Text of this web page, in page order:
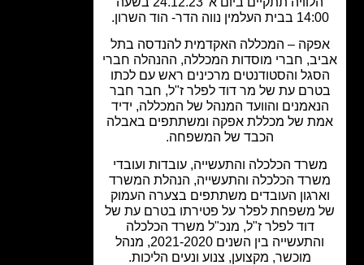
– המכללה האקדמית להנדסה בתל
חברי מוסדות המכללה, ההנהלה חברי
והסטודנטים מרכינים ראש עם לכתו
עת של מר דוד לפלר ז"ל, חבר חבר
והוועד המנהל של המכללה, ידיד
של מכללת אפקה ומשתתפים באבלה
הכבד של המשפחה.
הכלכלה והתעשייה, עובדות ועובדי
הכלכלה והתעשייה, הנהלת המשרד
העובדים משתתפים בצערה העמוק
משפחת לפלר על פטירתו בטרם עת של
דוד לפלר ז"ל, מנכ"ל משרד הכלכלה
והתעשייה בין השנים 2021-2020, מנהל
מוכשר, מקצוען, צנוע ונעים הליכות.